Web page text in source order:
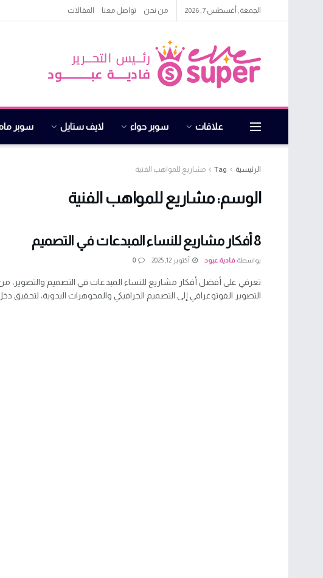
الجمعة, أغسطس 7, 2026 من نحن تواصل معنا المقالات
علاقات سوبر حواء لايف ستايل سوبر
الرئيسية Tag مشاريع للمواهب الفنية
الوسم:مشاريع للمواهب الفنية
8 أفكار مشاريع للنساء المبدعات في التصميم
بواسطة فادية عبود أكتوبر 12, 2025 0
تعرفي على أفضل أفكار مشاريع للنساء المبدعات في التصميم والتصوير،
التصوير الفوتوغرافي إلى التصميم الجرافيكي والمجوهرات اليدوية، لتحقيق دخل